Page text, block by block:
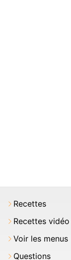
Recettes
Recettes vidéo
Voir les menus
Questions